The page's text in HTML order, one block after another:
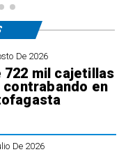
De 2026
722 mil cajetillas
en
De 2026